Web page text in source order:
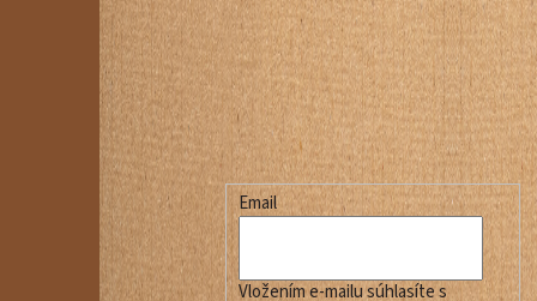
Email
Vložením e-mailu súhlasíte s